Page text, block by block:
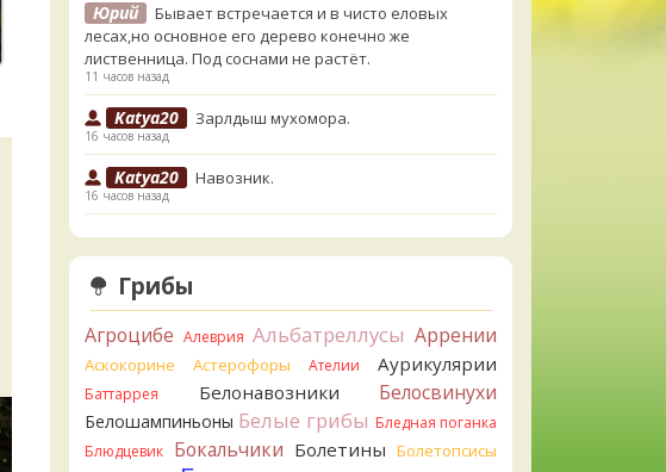
Юрий
Бывает встречается и в чисто еловых
лесах,но основное его дерево конечно же
лиственница. Под соснами не растёт.
11 часов назад
Katya20 Зарлдыш мухомора.
16 часов назад
Katya20 Навозник.
16 часов назад
Verona Скорее всего он.
1 день назад
Verona
Что-то из рядовок. Цвета на фото вряд
1 день назад
Verona
Рядовка мыльная, судя по пластинкам.
Правильно сделали, что не взяли.
1 день назад
BorisM Подгруздок чёрный, или близкие виды
Грибы
Агроцибе Алеврия Альбатреллусы Аррении
Аскокорине Астерофоры Ателии Аурикулярии
Баттаррея Белонавозники Белосвинухи
Белошампиньоны Белые грибы Бледная поганка
Блюдцевик
Бокальчики Болетины Болетопсисы